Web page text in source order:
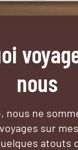
nous
nous ne
sur
atouts